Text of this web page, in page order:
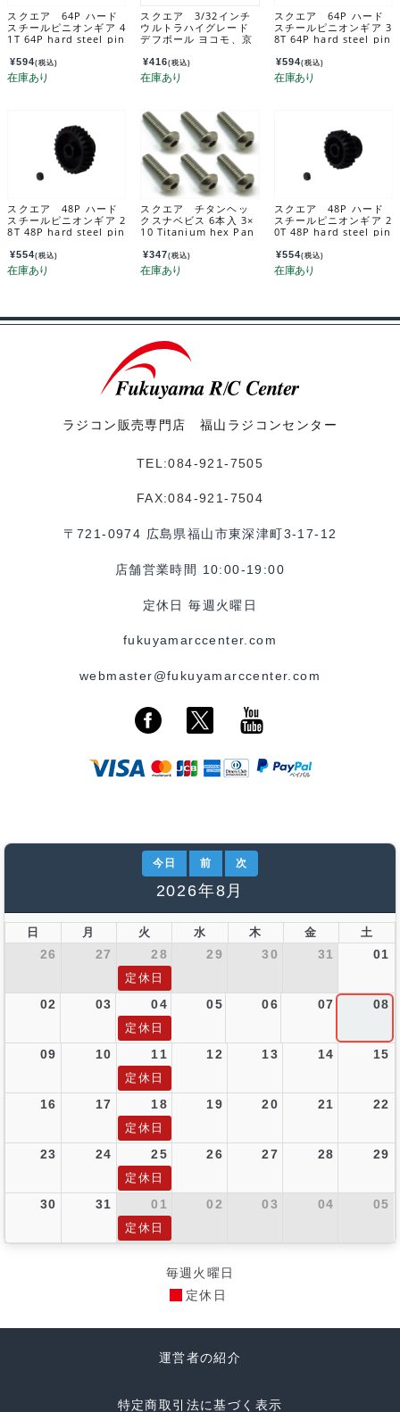
スクエア 64P ハード
スチールピニオンギア 4
1T 64P hard steel pin
1
¥594(税込)
スクエア 3/32インチ
ウルトラハイグレード
デフボール ヨコモ、京
ltra High Grade Diff
Ball (YOKOMO & KYO
SHO)12 pcs. SGE-33
¥416(税込)
スクエア 64P ハード
スチールピニオンギア 3
8T 64P hard steel pin
8
¥594(税込)
スクエア 48P ハード
スチールピニオンギア 2
8T 48P hard steel pin
8
¥554(税込)
スクエア チタンヘッ
クスナベビス 6本入 3×
10 Titanium hex Pan
cs.) NTR-310
¥347(税込)
スクエア 48P ハード
スチールピニオンギア 2
0T 48P hard steel pin
0
¥554(税込)
ラジコン販売専門店 福山ラジコンセンター
TEL:084-921-7505
FAX:084-921-7504
〒721-0974 広島県福山市東深津町3-17-12
店舗営業時間 10:00-19:00
定休日 毎週火曜日
fukuyamarccenter.com
webmaster@fukuyamarccenter.com
今日 前 次
2026年8月
日 月 火 水 木 金 土
26 27 28 29 30 31 01
定休日
02 03 04 05 06 07 08
定休日
09 10 11 12 13 14 15
定休日
16 17 18 19 20 21 22
定休日
23 24 25 26 27 28 29
定休日
30 31 01 02 03 04 05
定休日
毎週火曜日
定休日
運営者の紹介
特定商取引法に基づく表示